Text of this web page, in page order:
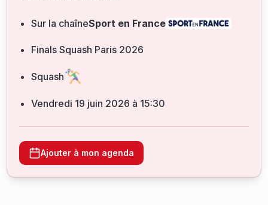
Sur la chaîneSport en France
Finals Squash Paris 2026
Squash
vendredi 19 juin 2026 à 15:30
Ajouter à mon agenda